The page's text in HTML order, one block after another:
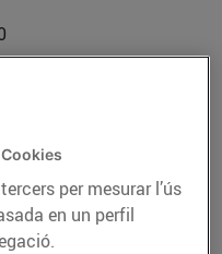
per mesurar l’ús
en un perfil